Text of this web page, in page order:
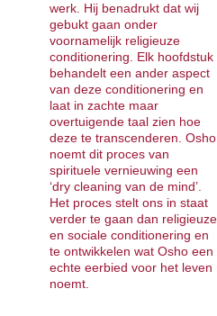
werk. Hij benadrukt dat wij
gebukt gaan onder
voornamelijk religieuze
conditionering. Elk hoofdstuk
behandelt een ander aspect
van deze conditionering en
laat in zachte maar
overtuigende taal zien hoe
deze te transcenderen. Osho
noemt dit proces van
spirituele vernieuwing een
‘dry cleaning van de mind’.
Het proces stelt ons in staat
verder te gaan dan religieuze
en sociale conditionering en
te ontwikkelen wat Osho een
echte eerbied voor het leven
noemt.